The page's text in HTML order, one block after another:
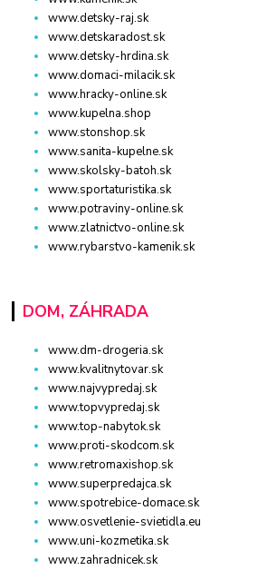
www.detsky-raj.sk
www.detskaradost.sk
www.detsky-hrdina.sk
www.domaci-milacik.sk
www.hracky-online.sk
www.kupelna.shop
www.stonshop.sk
www.sanita-kupelne.sk
www.skolsky-batoh.sk
www.sportaturistika.sk
www.potraviny-online.sk
www.zlatnictvo-online.sk
www.rybarstvo-kamenik.sk
DOM, ZÁHRADA
www.dm-drogeria.sk
www.kvalitnytovar.sk
www.najvypredaj.sk
www.topvypredaj.sk
www.top-nabytok.sk
www.proti-skodcom.sk
www.retromaxishop.sk
www.superpredajca.sk
www.spotrebice-domace.sk
www.osvetlenie-svietidla.eu
www.uni-kozmetika.sk
www.zahradnicek.sk